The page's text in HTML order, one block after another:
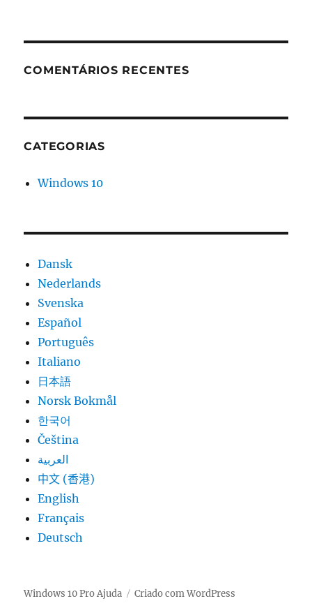
COMENTÁRIOS RECENTES
CATEGORIAS
Windows 10
Dansk
Nederlands
Svenska
Español
Português
Italiano
日本語
Norsk Bokmål
한국어
Čeština
العربية
中文 (香港)
English
Français
Deutsch
Windows 10 Pro Ajuda Criado com WordPress